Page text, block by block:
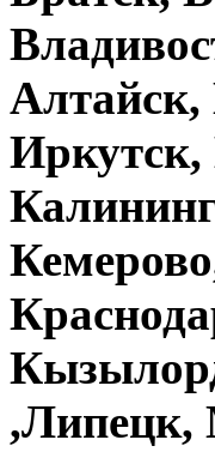
Алтайск,
,Липецк,